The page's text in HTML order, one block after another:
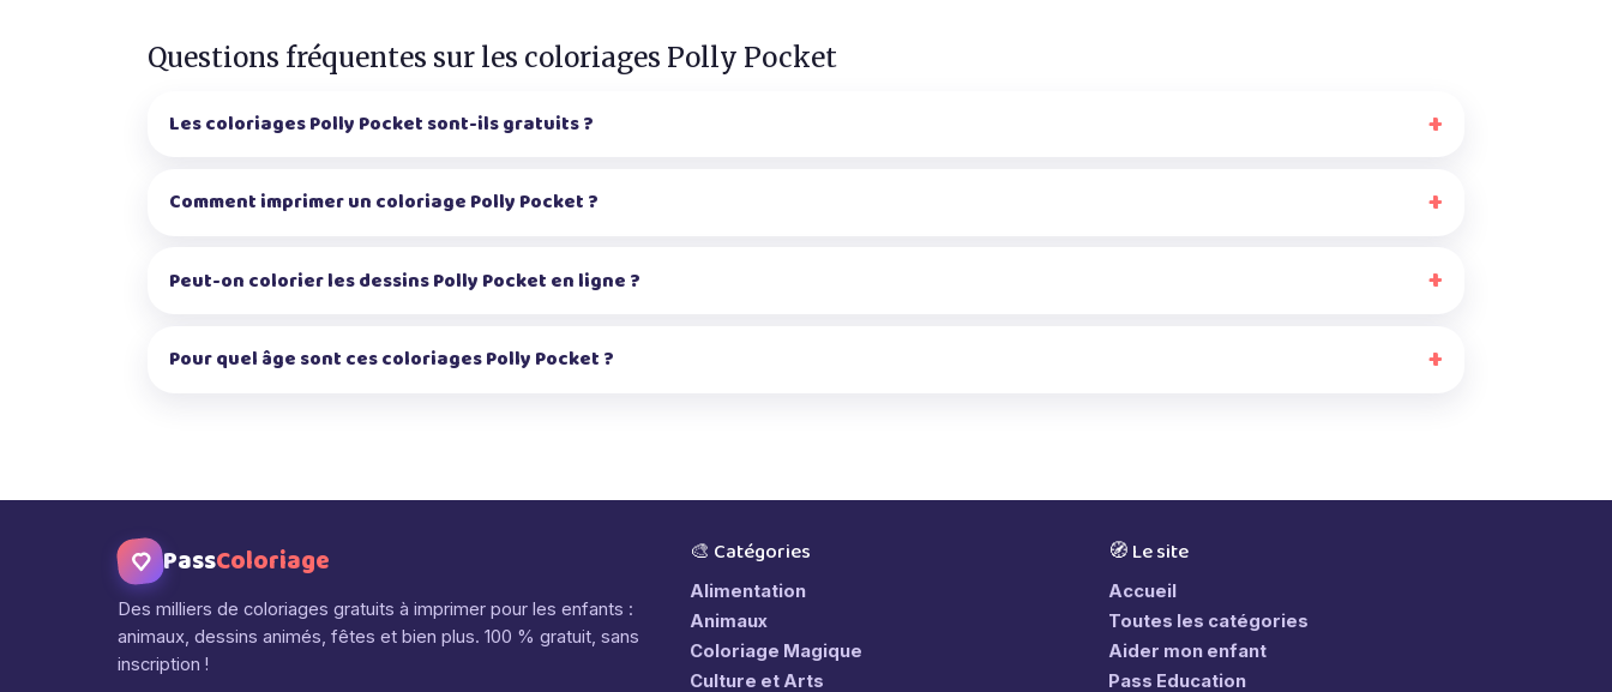
Questions fréquentes sur les coloriages Polly Pocket
Les coloriages Polly Pocket sont-ils gratuits ?
Comment imprimer un coloriage Polly Pocket ?
Peut-on colorier les dessins Polly Pocket en ligne ?
Pour quel âge sont ces coloriages Polly Pocket ?
PassColoriage
Des milliers de coloriages gratuits à imprimer pour les enfants :
animaux, dessins animés, fêtes et bien plus. 100 % gratuit, sans
inscription !
🎨 Catégories
Alimentation
Animaux
Coloriage Magique
Culture et Arts
🧭 Le site
Accueil
Toutes les catégories
Aider mon enfant
Pass Education